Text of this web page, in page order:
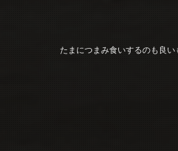
たまにつまみ食いするのも良い